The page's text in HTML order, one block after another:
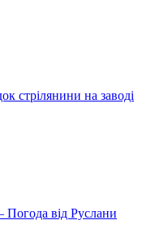
стрілянини на заводі
Погода від Руслани